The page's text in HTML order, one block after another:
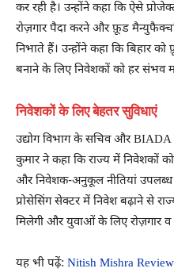
कर रही है। उन्होंने कहा कि ऐसे
रोज़गार पैदा करने और फ़ूड
निभाते हैं। उन्होंने कहा कि बिहार
बनाने के लिए निवेशकों को हर संभव
निवेशकों के लिए बेहतर सुविधाएं
उद्योग विभाग के सचिव और
कुमार ने कहा कि राज्य में निवेशकों को
और निवेशक-अनुकूल नीतियां उपलब्ध
प्रोसेसिंग सेक्टर में निवेश बढ़ाने से
मिलेगी और युवाओं के लिए रोज़गार व
यह भी पढ़ें: Nitish Mishra